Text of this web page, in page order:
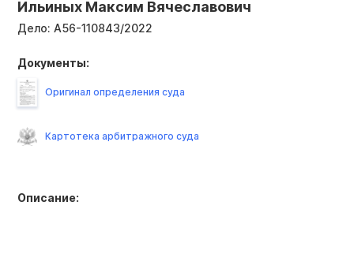
Ильиных Максим Вячеславович
Дело: А56-110843/2022
Описание:
Документы:
Оригинал определения суда
Картотека арбитражного суда